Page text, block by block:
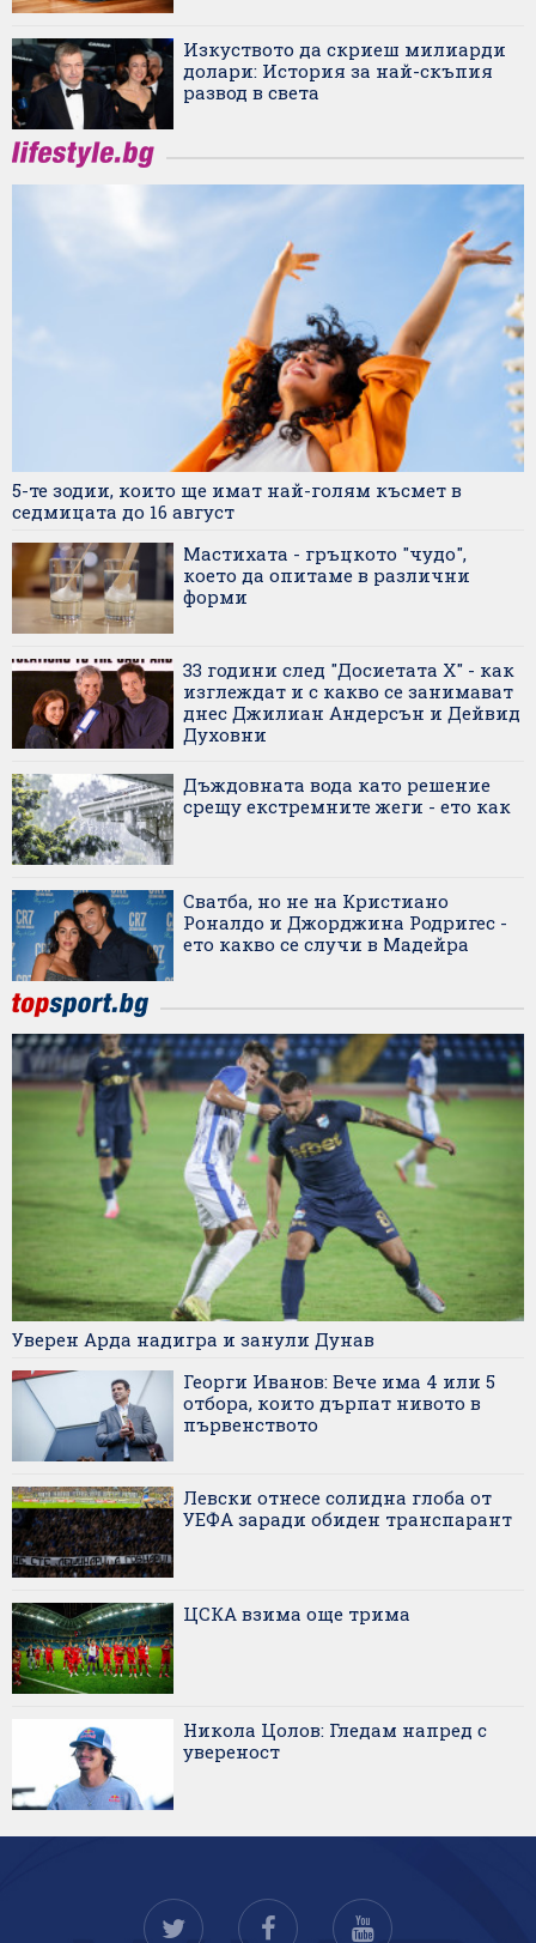
Изкуството да скриеш милиарди
долари: История за най-скъпия
развод в света
5-те зодии, които ще имат най-голям късмет в
седмицата до 16 август
Мастихата - гръцкото "чудо",
което да опитаме в различни
форми
33 години след "Досиетата X" - как
изглеждат и с какво се занимават
днес Джилиан Андерсън и Дейвид
Духовни
Дъждовната вода като решение
срещу екстремните жеги - ето как
Сватба, но не на Кристиано
Роналдо и Джорджина Родригес -
ето какво се случи в Мадейра
Уверен Арда надигра и занули Дунав
Георги Иванов: Вече има 4 или 5
отбора, които дърпат нивото в
първенството
Левски отнесе солидна глоба от
УЕФА заради обиден транспарант
ЦСКА взима още трима
Никола Цолов: Гледам напред с
увереност